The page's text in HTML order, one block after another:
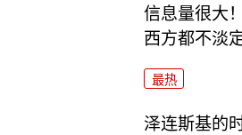
信息量很大
西方都不淡
最热
泽连斯基的